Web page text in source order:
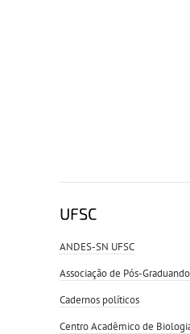
UFSC
ANDES-SN UFSC
Associação de Pós-
Cadernos políticos
Centro Acadêmico de